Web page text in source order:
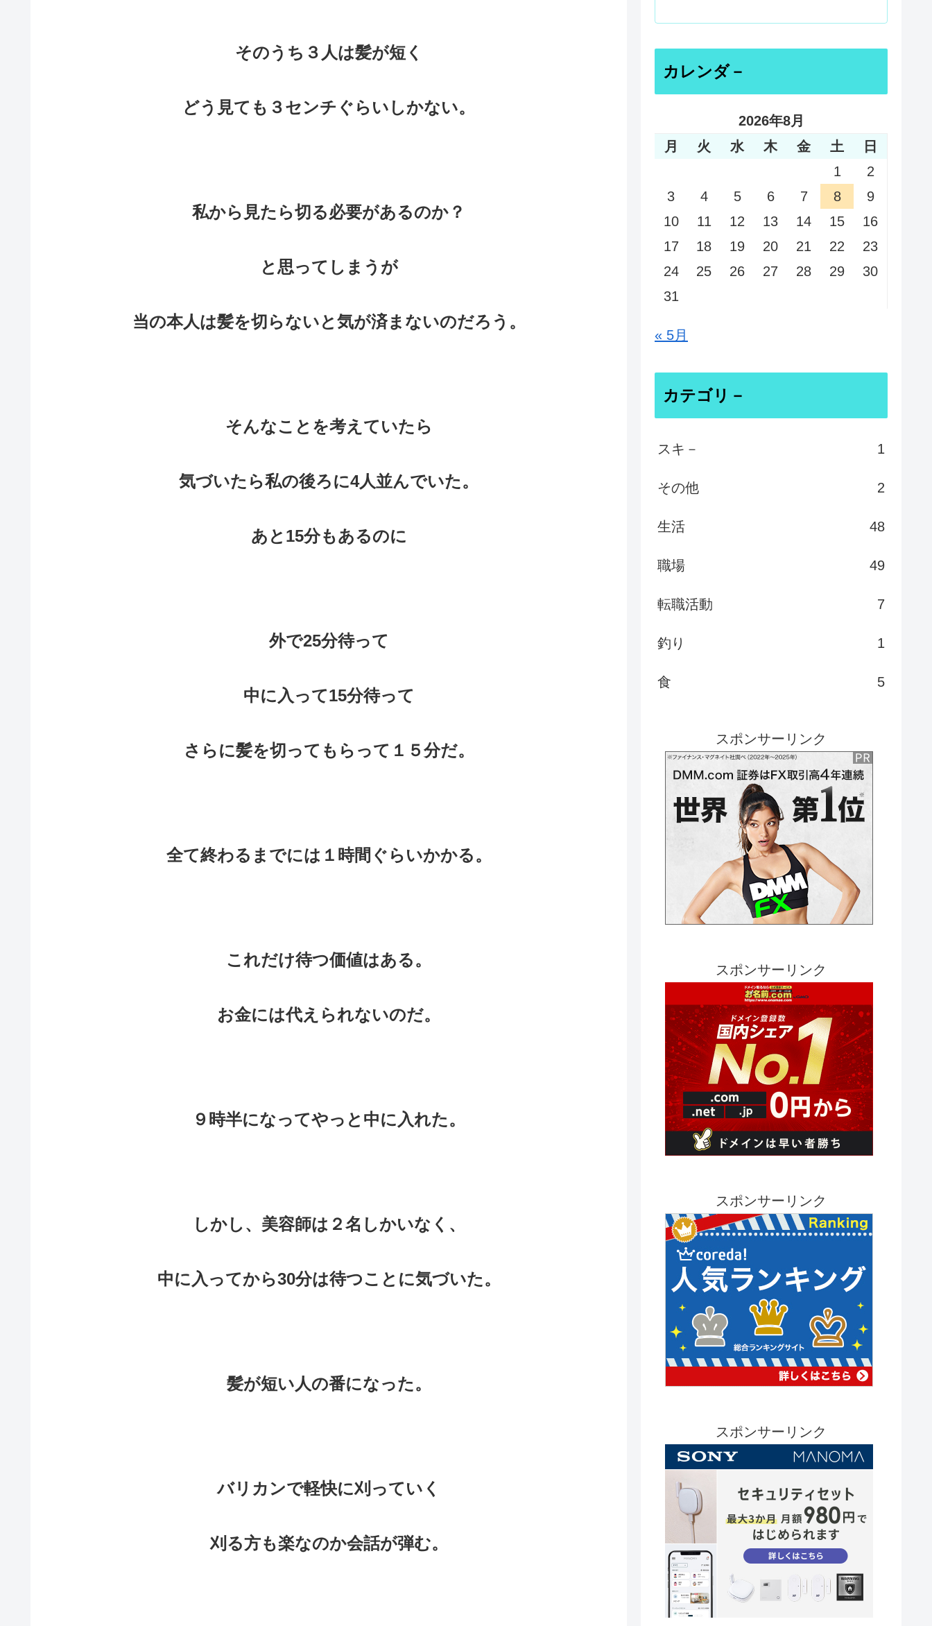
そのうち３人は髪が短く
どう見ても３センチぐらいしかない。
私から見たら切る必要があるのか？
と思ってしまうが
当の本人は髪を切らないと気が済まないのだろう。
そんなことを考えていたら
気づいたら私の後ろに4人並んでいた。
あと15分もあるのに
外で25分待って
中に入って15分待って
さらに髪を切ってもらって１５分だ。
全て終わるまでには１時間ぐらいかかる。
これだけ待つ価値はある。
お金には代えられないのだ。
９時半になってやっと中に入れた。
しかし、美容師は２名しかいなく、
中に入ってから30分は待つことに気づいた。
髪が短い人の番になった。
バリカンで軽快に刈っていく
刈る方も楽なのか会話が弾む。
カレンダ－
2026年8月
月
火 水 木 金 土
日
1
2
3
4 5 6 7 8
9
10
11 12 13 14 15
16
17
18 19 20 21 22
23
24
25 26 27 28 29
30
31
« 5月
カテゴリ－
スキ－ 1
その他 2
生活 48
職場 49
転職活動 7
釣り 1
食 5
スポンサーリンク
スポンサーリンク
スポンサーリンク
スポンサーリンク